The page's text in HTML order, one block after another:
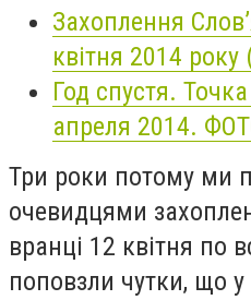
Захоплення
квітня 2014 року
Год спустя.
апреля 2014.
Три роки потому ми
очевидцями
вранці 12 квітня по
поповзли чутки, що